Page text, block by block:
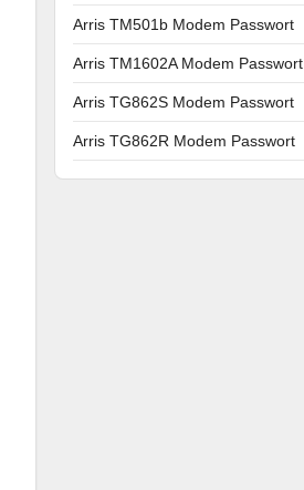
Arris TM501b Modem Passwort
Arris TM1602A Modem Passwort
Arris TG862S Modem Passwort
Arris TG862R Modem Passwort